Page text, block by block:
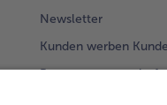
Newsletter
Kunden werben
Bonusprogramm